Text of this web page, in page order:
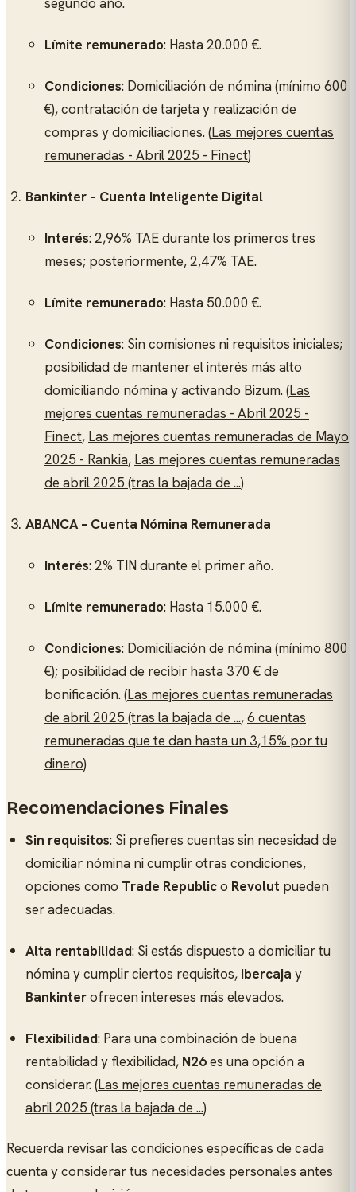
Límite remunerado: Hasta 20.000 €.
Condiciones: Domiciliación de nómina (mínimo 600
€), contratación de tarjeta y realización de
compras y domiciliaciones. (Las mejores cuentas
remuneradas - Abril 2025 - Finect)
Bankinter – Cuenta Inteligente Digital
Interés: 2,96% TAE durante los primeros tres
meses; posteriormente, 2,47% TAE.
Límite remunerado: Hasta 50.000 €.
Condiciones: Sin comisiones ni requisitos iniciales;
posibilidad de mantener el interés más alto
domiciliando nómina y activando Bizum. (Las
mejores cuentas remuneradas - Abril 2025 -
Finect, Las mejores cuentas remuneradas de Mayo
2025 - Rankia, Las mejores cuentas remuneradas
de abril 2025 (tras la bajada de ...)
ABANCA – Cuenta Nómina Remunerada
Interés: 2% TIN durante el primer año.
Límite remunerado: Hasta 15.000 €.
Condiciones: Domiciliación de nómina (mínimo 800
€); posibilidad de recibir hasta 370 € de
bonificación. (Las mejores cuentas remuneradas
de abril 2025 (tras la bajada de ...,6 cuentas
remuneradas que te dan hasta un 3,15% por tu
dinero)
Recomendaciones Finales
Sin requisitos: Si prefieres cuentas sin necesidad de
domiciliar nómina ni cumplir otras condiciones,
opciones como Trade Republico Revolut pueden
ser adecuadas.
Alta rentabilidad: Si estás dispuesto a domiciliar tu
nómina y cumplir ciertos requisitos, Ibercaja y
Bankinterofrecen intereses más elevados.
Flexibilidad: Para una combinación de buena
rentabilidad y flexibilidad, N26es una opción a
considerar. (Las mejores cuentas remuneradas de
abril 2025 (tras la bajada de ...)
Recuerda revisar las condiciones específicas de cada
cuenta y considerar tus necesidades personales antes